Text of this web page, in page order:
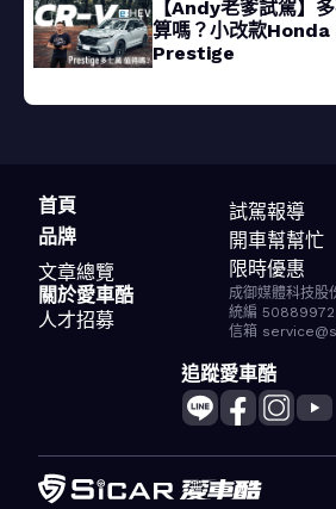
【Andy老爹試駕】
算嗎？小改款
Prestige
首頁
品牌
文章總覽
試駕報導
開車幫幫忙
限時優惠
關於愛車酷
人才招募
成御媒體科技股
統編 50889972
信箱
追蹤愛車酷